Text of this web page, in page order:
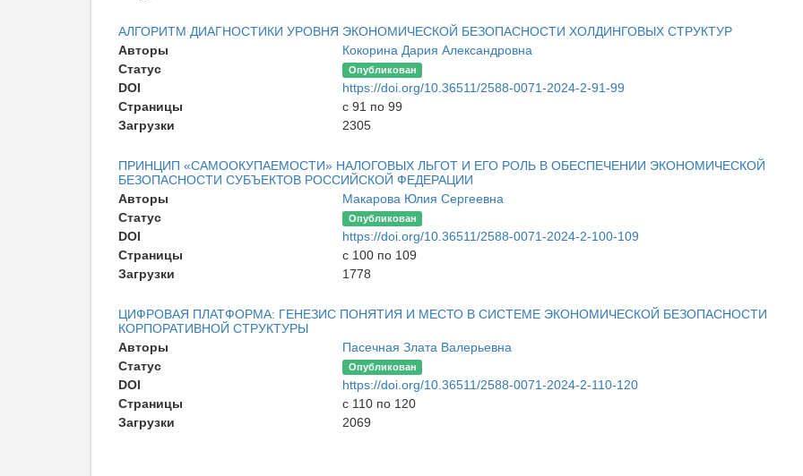
АЛГОРИТМ ДИАГНОСТИКИ УРОВНЯ ЭКОНОМИЧЕСКОЙ БЕЗОПАСНОСТИ ХОЛДИНГОВЫХ СТРУКТУР
Авторы
Кокорина Дария Александровна
Статус
Опубликован
DOI
https://doi.org/10.36511/2588-0071-2024-2-91-99
Страницы
с 91 по 99
Загрузки
2305
ПРИНЦИП «САМООКУПАЕМОСТИ» НАЛОГОВЫХ ЛЬГОТ И ЕГО РОЛЬ В ОБЕСПЕЧЕНИИ ЭКОНОМИЧЕСКОЙ
БЕЗОПАСНОСТИ СУБЪЕКТОВ РОССИЙСКОЙ ФЕДЕРАЦИИ
Авторы
Макарова Юлия Сергеевна
Статус
Опубликован
DOI
https://doi.org/10.36511/2588-0071-2024-2-100-109
Страницы
с 100 по 109
Загрузки
1778
ЦИФРОВАЯ ПЛАТФОРМА: ГЕНЕЗИС ПОНЯТИЯ И МЕСТО В СИСТЕМЕ ЭКОНОМИЧЕСКОЙ БЕЗОПАСНОСТИ
КОРПОРАТИВНОЙ СТРУКТУРЫ
Авторы
Пасечная Злата Валерьевна
Статус
Опубликован
DOI
https://doi.org/10.36511/2588-0071-2024-2-110-120
Страницы
с 110 по 120
Загрузки
2069